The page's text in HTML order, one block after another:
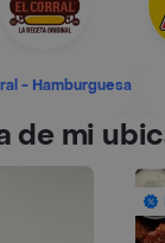
- Hamburguesa
de mi